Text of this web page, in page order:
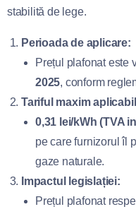
stabilită de lege.
Perioada de aplicare:
Prețul plafonat este
2025, conform
Tariful maxim
0,31 lei/kWh (TVA
pe care furnizorul îl
gaze naturale.
Impactul legislației:
Prețul plafonat